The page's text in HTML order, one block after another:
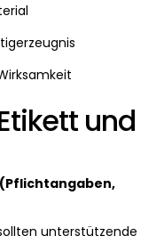
und
unterstützende